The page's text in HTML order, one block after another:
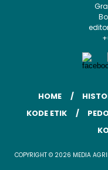
HOME
KODE ETIK
COPYRIGHT © 2026 MEDIA